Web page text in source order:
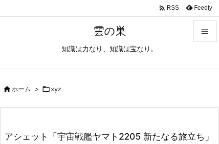
雲の巣
知識は力なり、知識は宝なり。

次へ
 RSS Feedly
ホーム > xyz
アシェット「宇宙戦艦ヤマト2205 新たなる旅立ち」